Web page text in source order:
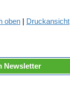
oben Druckansicht
Newsletter